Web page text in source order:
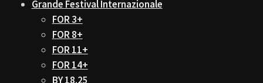
Grande Festival Internazionale
FOR 3+
FOR 8+
FOR 11+
FOR 14+
BY 18.25